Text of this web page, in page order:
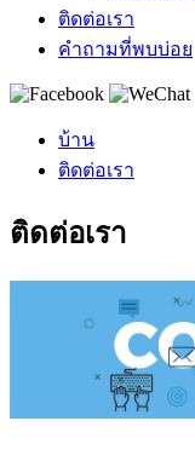
ติดต่อเรา
คำถามที่พบบ่อย
บ้าน
ติดต่อเรา
ติดต่อเรา